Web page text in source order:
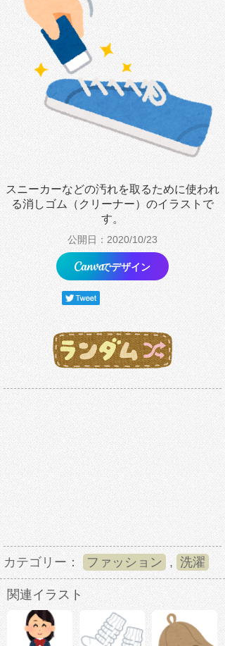
スニーカーなどの汚れを取るために使われ
る消しゴム（クリーナー）のイラストで
す。
公開日：2020/10/23
でデザイン
カテゴリー： ファッション , 洗濯
関連イラスト